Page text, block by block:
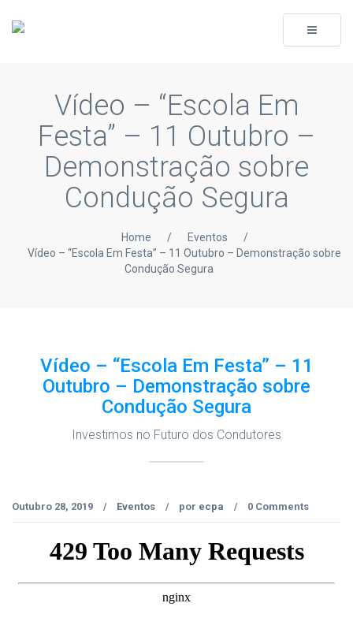
Toggle
Vídeo – “Escola Em
Festa” – 11 Outubro –
Demonstração sobre
Condução Segura
Home / Eventos
/
Vídeo – “Escola Em Festa” – 11 Outubro – Demonstração sobre
Condução Segura
Vídeo – “Escola Em Festa” – 11
Outubro – Demonstração sobre
Condução Segura
Investimos no Futuro dos Condutores
Outubro 28, 2019 / Eventos / por ecpa / 0 Comments